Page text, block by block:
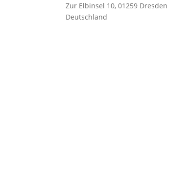
Zur Elbinsel 10, 01259 Dresden
Deutschland